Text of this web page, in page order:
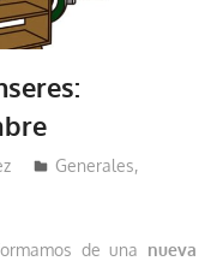
Generales,
de una nueva